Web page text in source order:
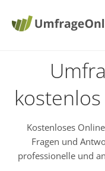
Kostenloses
Fragen und
professionelle und